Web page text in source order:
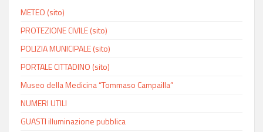
METEO (sito)
PROTEZIONE CIVILE (sito)
POLIZIA MUNICIPALE (sito)
PORTALE CITTADINO (sito)
Museo della Medicina “Tommaso Campailla”
NUMERI UTILI
GUASTI illuminazione pubblica